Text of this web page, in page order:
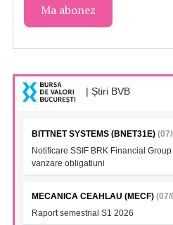
| Știri BVB
BITTNET SYSTEMS (BNET31E)
Notificare SSIF BRK Financial
vanzare obligatiuni
MECANICA CEAHLAU (MECF) (07/
Raport semestrial S1 2026